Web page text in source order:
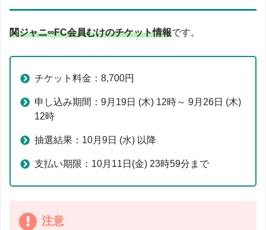
関ジャニ∞FC会員むけのチケット情報です。
チケット料金：8,700円
申し込み期間：9月19日 (木) 12時～ 9月26日 (木)
12時
抽選結果：10月9日 (水) 以降
支払い期限：10月11日(金) 23時59分まで
注意